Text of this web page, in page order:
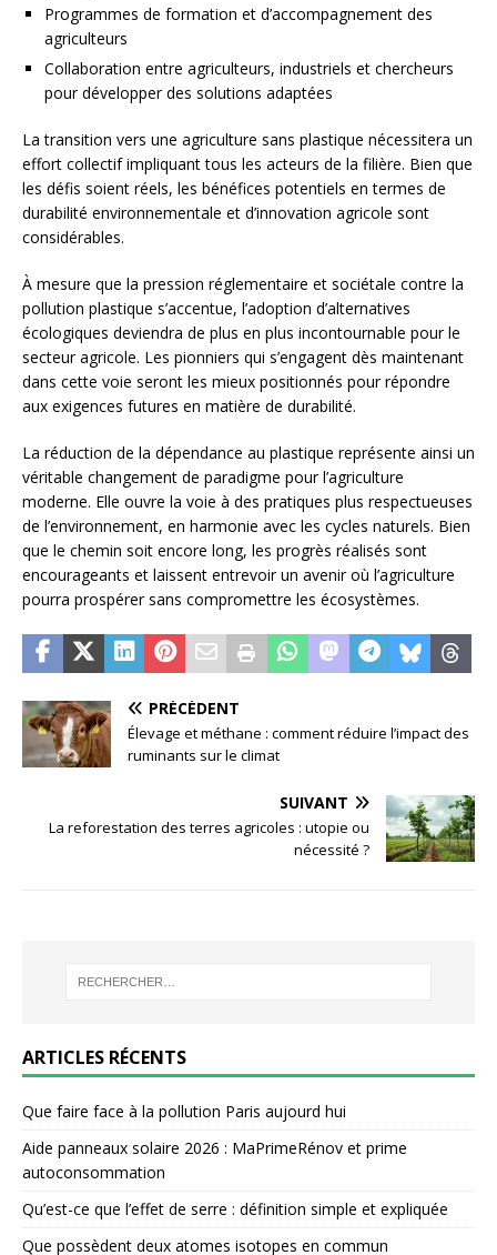
Programmes de formation et d’accompagnement des
agriculteurs
Collaboration entre agriculteurs, industriels et chercheurs
pour développer des solutions adaptées
La transition vers une agriculture sans plastique nécessitera un
effort collectif impliquant tous les acteurs de la filière. Bien que
les défis soient réels, les bénéfices potentiels en termes de
durabilité environnementale et d’innovation agricole sont
considérables.
À mesure que la pression réglementaire et sociétale contre la
pollution plastique s’accentue, l’adoption d’alternatives
écologiques deviendra de plus en plus incontournable pour le
secteur agricole. Les pionniers qui s’engagent dès maintenant
dans cette voie seront les mieux positionnés pour répondre
aux exigences futures en matière de durabilité.
La réduction de la dépendance au plastique représente ainsi un
véritable changement de paradigme pour l’agriculture
moderne. Elle ouvre la voie à des pratiques plus respectueuses
de l’environnement, en harmonie avec les cycles naturels. Bien
que le chemin soit encore long, les progrès réalisés sont
encourageants et laissent entrevoir un avenir où l’agriculture
pourra prospérer sans compromettre les écosystèmes.
PRÉCÉDENT
Élevage et méthane : comment réduire l’impact des
ruminants sur le climat
SUIVANT
La reforestation des terres agricoles : utopie ou
nécessité ?
ARTICLES RÉCENTS
Que faire face à la pollution Paris aujourd hui
Aide panneaux solaire 2026 : MaPrimeRénov et prime
autoconsommation
Qu’est-ce que l’effet de serre : définition simple et expliquée
Que possèdent deux atomes isotopes en commun